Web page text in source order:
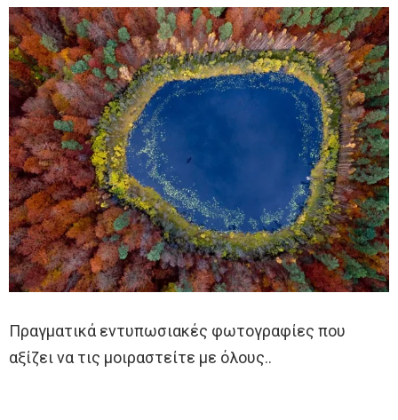
Πραγματικά εντυπωσιακές φωτογραφίες που
αξίζει να τις μοιραστείτε με όλους..